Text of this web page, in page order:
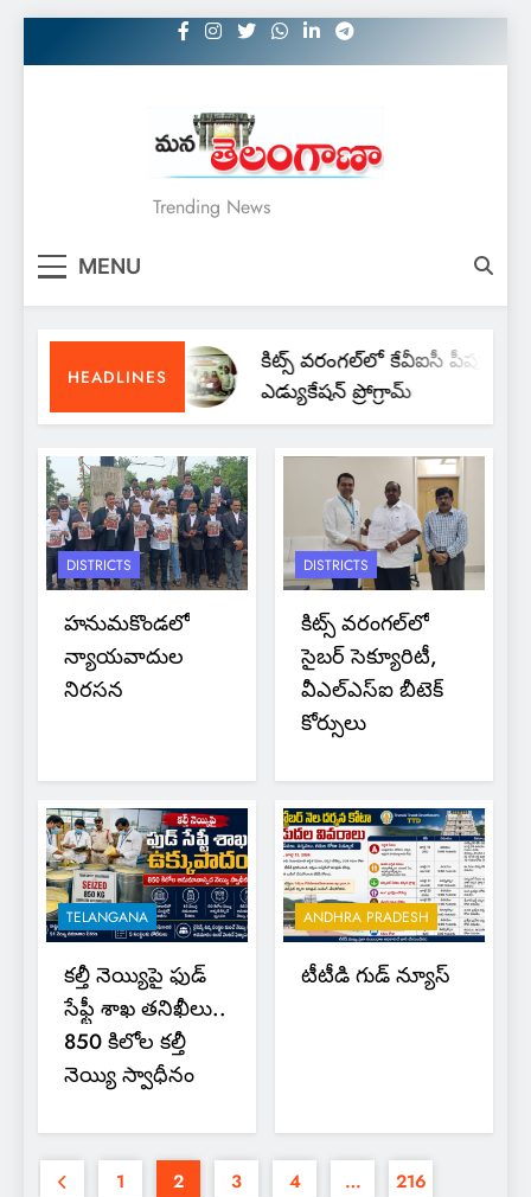
to
MANATELANGANAA
Trending News
MENU
HEADLINES
కిట్స్ వరంగల్‌లో కేవీఐసీ పీపుల్స్
ఎడ్యుకేషన్ ప్రోగ్రామ్
DISTRICTS
హనుమకొండలో
న్యాయవాదుల
నిరసన
DISTRICTS
కిట్స్ వరంగల్‌లో
సైబర్ సెక్యూరిటీ,
వీఎల్‌ఎస్‌ఐ బీటెక్
కోర్సులు
TELANGANA
కల్తీ నెయ్యిపై ఫుడ్
సేఫ్టీ శాఖ తనిఖీలు..
850 కిలోల కల్తీ
నెయ్యి స్వాధీనం
ANDHRA PRADESH
టీటీడి గుడ్ న్యూస్
1 2 3 4 … 216